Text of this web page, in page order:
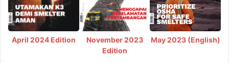
April 2024 Edition
November 2023
Edition
May 2023 (English)